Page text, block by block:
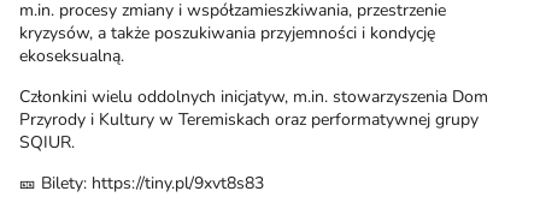
m.in. procesy zmiany i współzamieszkiwania, przestrzenie
kryzysów, a także poszukiwania przyjemności i kondycję
ekoseksualną.
Członkini wielu oddolnych inicjatyw, m.in. stowarzyszenia Dom
Przyrody i Kultury w Teremiskach oraz performatywnej grupy
SQIUR.
🎫 Bilety: https://tiny.pl/9xvt8s83